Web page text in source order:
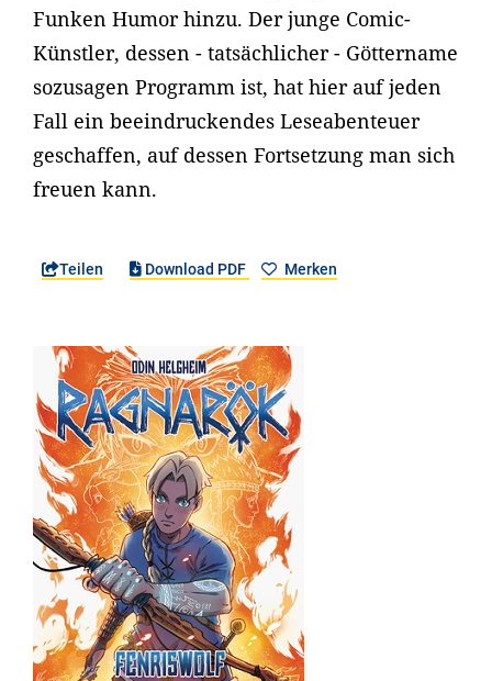
Funken Humor hinzu. Der junge Comic-
Künstler, dessen - tatsächlicher - Göttername
sozusagen Programm ist, hat hier auf jeden
Fall ein beeindruckendes Leseabenteuer
geschaffen, auf dessen Fortsetzung man sich
freuen kann.
Teilen Download PDF Merken